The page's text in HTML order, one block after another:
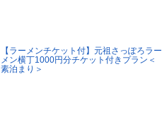
【ラーメンチケット付】元祖さっぽろラー
メン横丁1000円分チケット付きプラン＜
素泊まり＞